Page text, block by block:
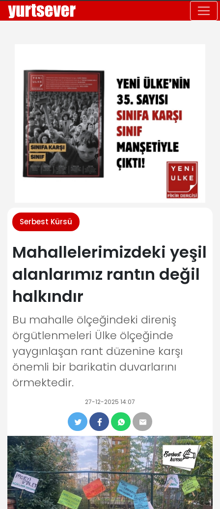
Serbest Kürsü
Mahallelerimizdeki yeşil
alanlarımız rantın değil
halkındır
Bu mahalle ölçeğindeki direniş
örgütlenmeleri Ülke ölçeğinde
yaygınlaşan rant düzenine karşı
önemli bir barikatin duvarlarını
örmektedir.
27-12-2025 14:07